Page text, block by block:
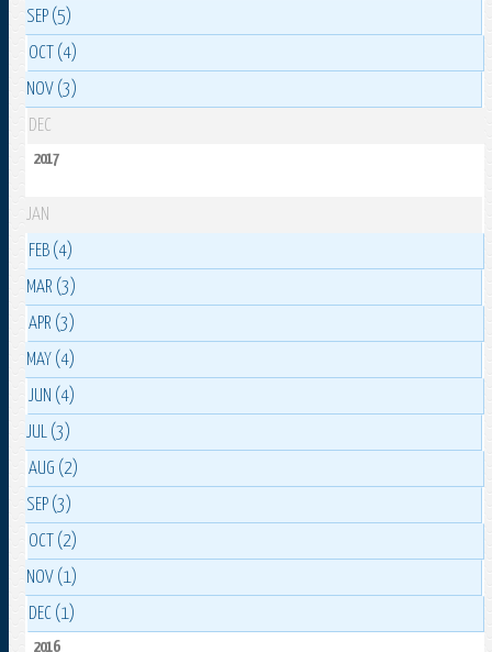
SEP (5)
OCT (4)
NOV (3)
DEC
2017
JAN
FEB (4)
MAR (3)
APR (3)
MAY (4)
JUN (4)
JUL (3)
AUG (2)
SEP (3)
OCT (2)
NOV (1)
DEC (1)
2016